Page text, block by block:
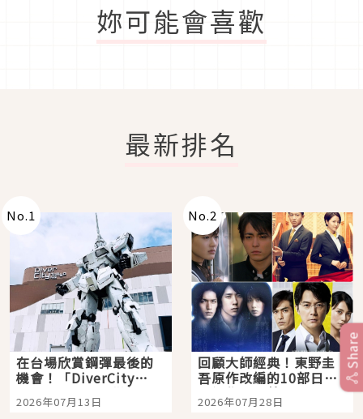
妳可能會喜歡
最新排名
No.1
在台場欣賞鋼彈最後的
機會！「DiverCity
Tokyo Plaza」搭船、
購物、美食及夜景，一
2026年07月13日
No.2
回顧大師經典！東野圭
吾原作改編的10部日本
影視作品推薦
2026年07月28日
Share